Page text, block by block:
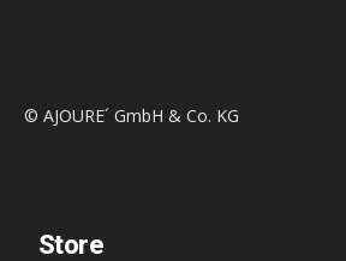
© AJOURE´ GmbH & Co. KG
Store